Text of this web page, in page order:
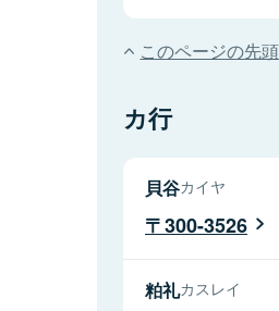
このページの先
カ行
貝谷カイヤ
300-3526
粕礼カスレイ